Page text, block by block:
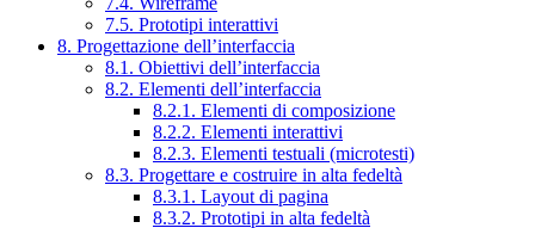
7.5. Prototipi interattivi
8. Progettazione dell’interfaccia
8.1. Obiettivi dell’interfaccia
8.2. Elementi dell’interfaccia
8.2.1. Elementi di composizione
8.2.2. Elementi interattivi
8.2.3. Elementi testuali (microtesti)
8.3. Progettare e costruire in alta fedeltà
8.3.1. Layout di pagina
8.3.2. Prototipi in alta fedeltà